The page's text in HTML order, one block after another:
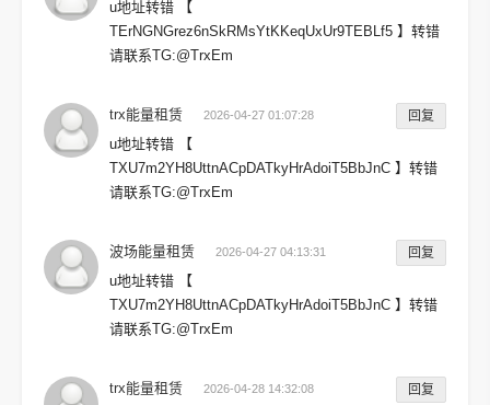
u地址转错 【
TErNGNGrez6nSkRMsYtKKeqUxUr9TEBLf5 】转错
请联系TG:@TrxEm
trx能量租赁 2026-04-27 01:07:28 回复
u地址转错 【
TXU7m2YH8UttnACpDATkyHrAdoiT5BbJnC 】转错
请联系TG:@TrxEm
波场能量租赁 2026-04-27 04:13:31 回复
u地址转错 【
TXU7m2YH8UttnACpDATkyHrAdoiT5BbJnC 】转错
请联系TG:@TrxEm
trx能量租赁 2026-04-28 14:32:08 回复